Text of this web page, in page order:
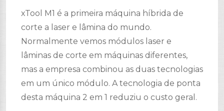
xTool M1 é a primeira máquina híbrida de
corte a laser e lâmina do mundo.
Normalmente vemos módulos laser e
lâminas de corte em máquinas diferentes,
mas a empresa combinou as duas tecnologias
em um único módulo. A tecnologia de ponta
desta máquina 2 em 1 reduziu o custo geral.